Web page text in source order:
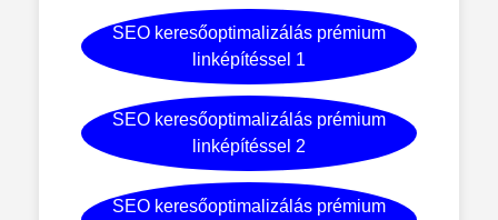
SEO keresőoptimalizálás prémium
linképítéssel 1
SEO keresőoptimalizálás prémium
linképítéssel 2
SEO keresőoptimalizálás prémium